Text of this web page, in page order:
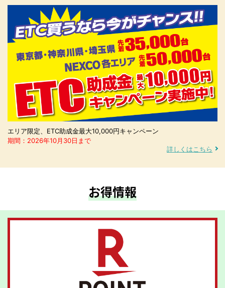
エリア限定、ETC助成金最大10,000円キャンペーン
期間：2026年10月30日まで
詳しくはこちら
お得情報